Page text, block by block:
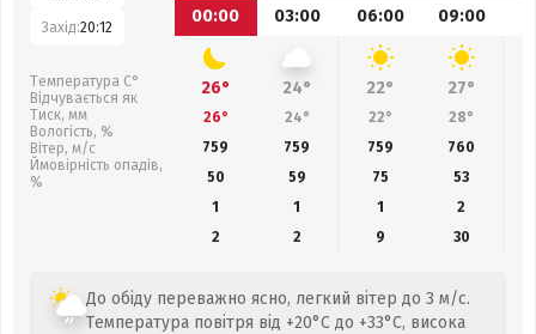
Захід:20:12
Температура С°
Відчувається як
Тиск, мм
Вологість, %
Вітер, м/с
Ймовірність опадів,
%
00:00
03:00 06:00 09:00
26° 24° 22° 27°
26° 24° 22° 28°
759
759 759 760
50
59 75 53
1
1 1
2
2
2 9 30
До обіду переважно ясно, легкий вітер до 3 м/с.
Температура повітря від +20°C до +33°C, висока